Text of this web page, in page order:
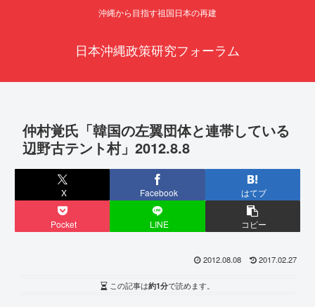
沖縄から目指す祖国日本の再建
日本沖縄政策研究フォーラム
仲村覚氏「韓国の左翼団体と連帯している
辺野古テント村」2012.8.8
X Facebook はてブ
Pocket LINE コピー
2012.08.08 2017.02.27
この記事は約1分で読めます。